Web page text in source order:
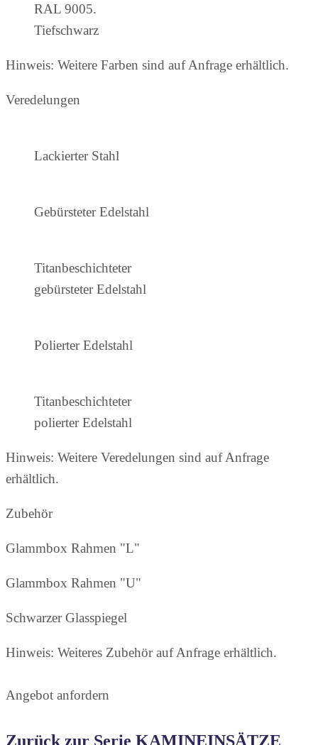
RAL 9005.
Tiefschwarz
Hinweis: Weitere Farben sind auf Anfrage erhältlich.
Veredelungen
Lackierter Stahl
Gebürsteter Edelstahl
Titanbeschichteter
gebürsteter Edelstahl
Polierter Edelstahl
Titanbeschichteter
polierter Edelstahl
Hinweis: Weitere Veredelungen sind auf Anfrage
erhältlich.
Zubehör
Glammbox Rahmen "L"
Glammbox Rahmen "U"
Schwarzer Glasspiegel
Hinweis: Weiteres Zubehör auf Anfrage erhältlich.
Angebot anfordern
Zurück zur Serie KAMINEINSÄTZE